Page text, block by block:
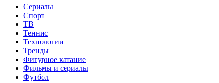
Сериалы
Спорт
ТВ
Теннис
Технологии
Тренды
Фигурное катание
Фильмы и сериалы
Футбол